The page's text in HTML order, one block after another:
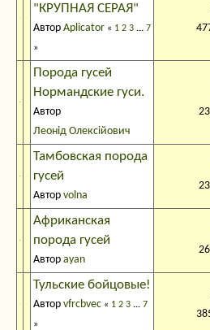
"КРУПНАЯ СЕРАЯ"
Автор Aplicator « 1 2 3 ... 7
»
Порода гусей
Нормандские гуси.
Автор
Леонід Олексійович
Тамбовская порода
гусей
Автор volna
Африканская
порода гусей
Автор ayan
Тульские бойцовые!
Автор vfrcbvec « 1 2 3 ... 7
»